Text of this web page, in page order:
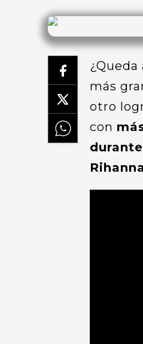
más
otro
con